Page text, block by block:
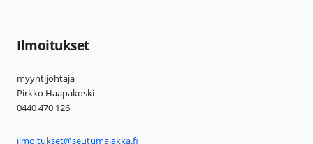
Ilmoitukset
myyntijohtaja
Pirkko Haapakoski
0440 470 126
ilmoitukset@seutumajakka.fi